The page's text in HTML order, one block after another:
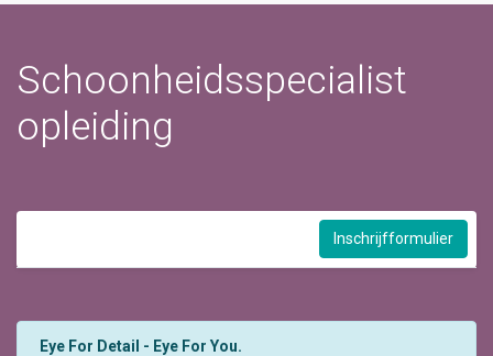
Schoonheidsspecialist
opleiding
Inschrijfformulier
Eye For Detail - Eye For You.